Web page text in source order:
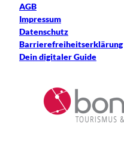
AGB
Impressum
Datenschutz
Barrierefreiheitserklärung
Dein digitaler Guide